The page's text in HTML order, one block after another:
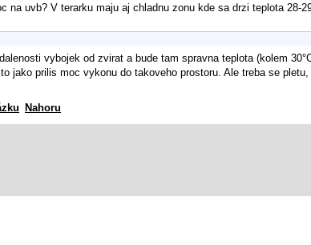
na uvb? V terarku maju aj chladnu zonu kde sa drzi teplota 28-
vybojek od zvirat a bude tam spravna teplota (kolem
jako prilis moc vykonu do takoveho prostoru. Ale treba se pletu,
Nahoru